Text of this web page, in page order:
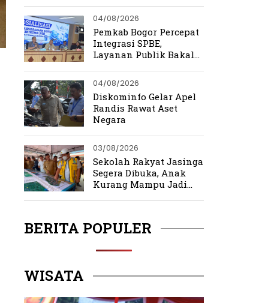
Pemerintahan
04/08/2026
Pemkab Bogor Percepat
Integrasi SPBE,
Layanan Publik Bakal
Terpadu
04/08/2026
Diskominfo Gelar Apel
Randis Rawat Aset
Negara
03/08/2026
Sekolah Rakyat Jasinga
Segera Dibuka, Anak
Kurang Mampu Jadi
BERITA POPULER
WISATA